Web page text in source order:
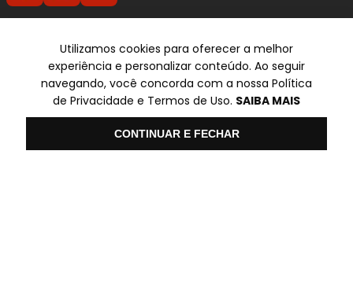
Televendas
SP
✆ (11) 3014-0507
Formas de pagamento
Utilizamos cookies para oferecer a melhor
experiência e personalizar conteúdo. Ao seguir
navegando, você concorda com a nossa Política
de Privacidade e Termos de Uso. SAIBA MAIS
CONTINUAR E FECHAR